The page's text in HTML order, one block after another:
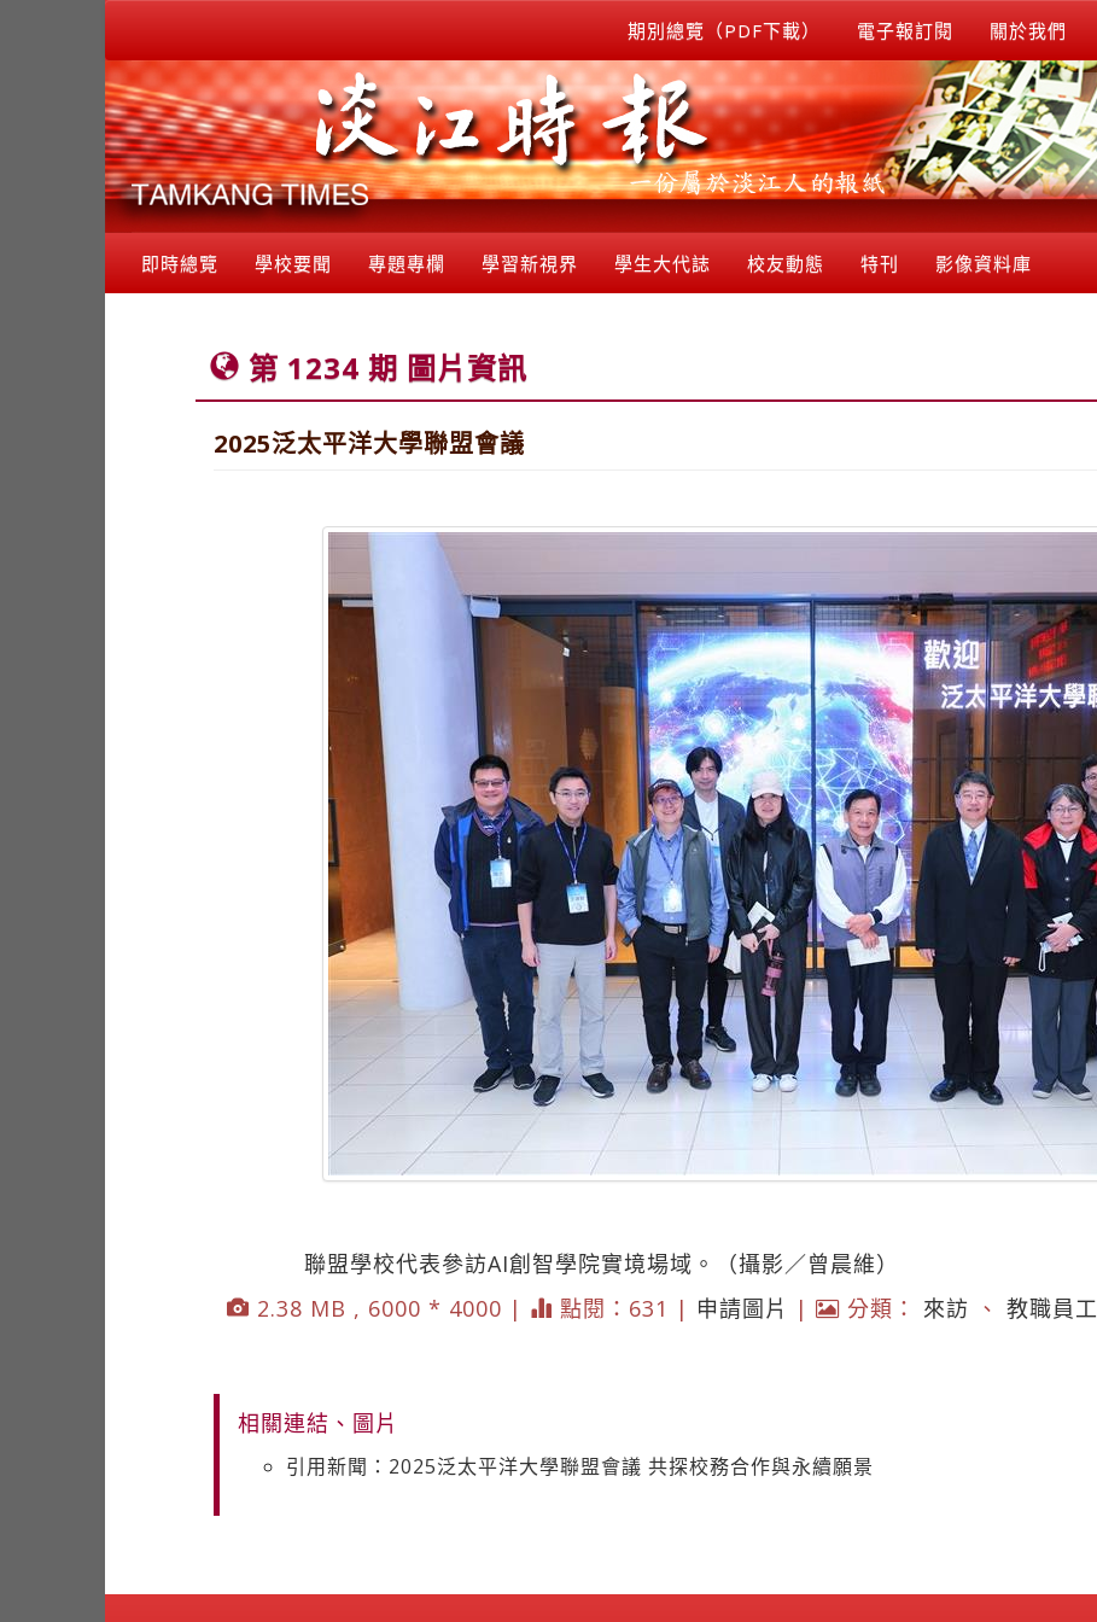
期別總覽（PDF下載） 電子報訂閱 關於我們
即時總覽 學校要聞 專題專欄 學習新視界 學生大代誌 校友動態 特刊 影像資料庫
第 1234 期 圖片資訊
2025泛太平洋大學聯盟會議
聯盟學校代表參訪AI創智學院實境場域。（攝影／曾晨維）
2.38 MB , 6000 * 4000 |
點閱：631 | 申請圖片 | 分類： 來訪 、 教職員工
相關連結、圖片
引用新聞：2025泛太平洋大學聯盟會議 共探校務合作與永續願景